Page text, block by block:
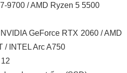
9700 / AMD Ryzen 5 5500
NVIDIA GeForce RTX 2060 / AMD
/ INTEL Arc A750